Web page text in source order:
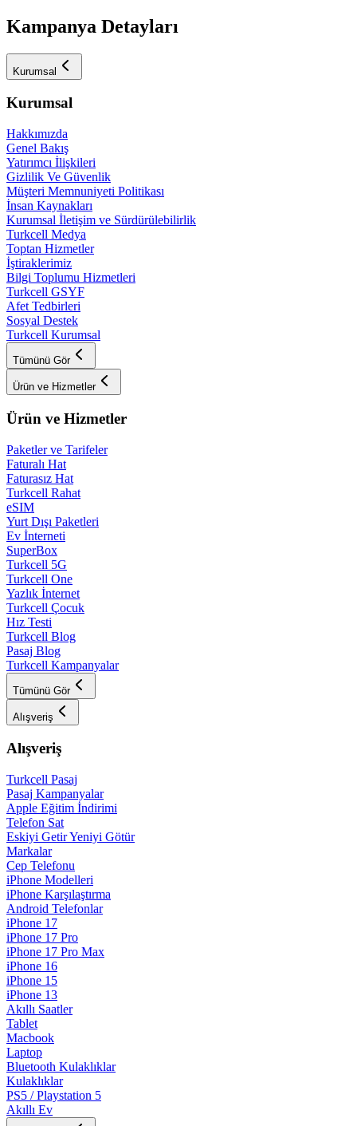
Kampanya Detayları
Kurumsal
Kurumsal
Hakkımızda
Genel Bakış
Yatırımcı İlişkileri
Gizlilik Ve Güvenlik
Müşteri Memnuniyeti Politikası
İnsan Kaynakları
Kurumsal İletişim ve Sürdürülebilirlik
Turkcell Medya
Toptan Hizmetler
İştiraklerimiz
Bilgi Toplumu Hizmetleri
Turkcell GSYF
Afet Tedbirleri
Sosyal Destek
Turkcell Kurumsal
Tümünü Gör
Ürün ve Hizmetler
Ürün ve Hizmetler
Paketler ve Tarifeler
Faturalı Hat
Faturasız Hat
Turkcell Rahat
eSIM
Yurt Dışı Paketleri
Ev İnterneti
SuperBox
Turkcell 5G
Turkcell One
Yazlık İnternet
Turkcell Çocuk
Hız Testi
Turkcell Blog
Pasaj Blog
Turkcell Kampanyalar
Tümünü Gör
Alışveriş
Alışveriş
Turkcell Pasaj
Pasaj Kampanyalar
Apple Eğitim İndirimi
Telefon Sat
Eskiyi Getir Yeniyi Götür
Markalar
Cep Telefonu
iPhone Modelleri
iPhone Karşılaştırma
Android Telefonlar
iPhone 17
iPhone 17 Pro
iPhone 17 Pro Max
iPhone 16
iPhone 15
iPhone 13
Akıllı Saatler
Tablet
Macbook
Laptop
Bluetooth Kulaklıklar
Kulaklıklar
PS5 / Playstation 5
Akıllı Ev